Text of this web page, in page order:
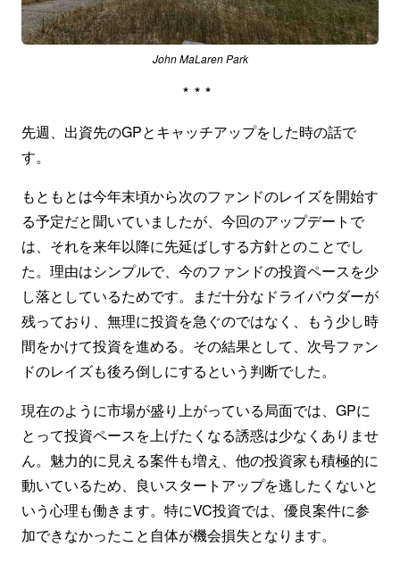
John MaLaren Park
***
先週、出資先のGPとキャッチアップをした時の話で
す。
もともとは今年末頃から次のファンドのレイズを開始す
る予定だと聞いていましたが、今回のアップデートで
は、それを来年以降に先延ばしする方針とのことでし
た。理由はシンプルで、今のファンドの投資ペースを少
し落としているためです。まだ十分なドライパウダーが
残っており、無理に投資を急ぐのではなく、もう少し時
間をかけて投資を進める。その結果として、次号ファン
ドのレイズも後ろ倒しにするという判断でした。
現在のように市場が盛り上がっている局面では、GPに
とって投資ペースを上げたくなる誘惑は少なくありませ
ん。魅力的に見える案件も増え、他の投資家も積極的に
動いているため、良いスタートアップを逃したくないと
いう心理も働きます。特にVC投資では、優良案件に参
加できなかったこと自体が機会損失となります。